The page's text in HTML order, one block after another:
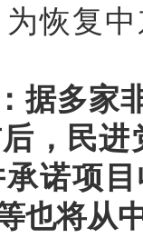
恢复
据多家
，民
诺项
也将从